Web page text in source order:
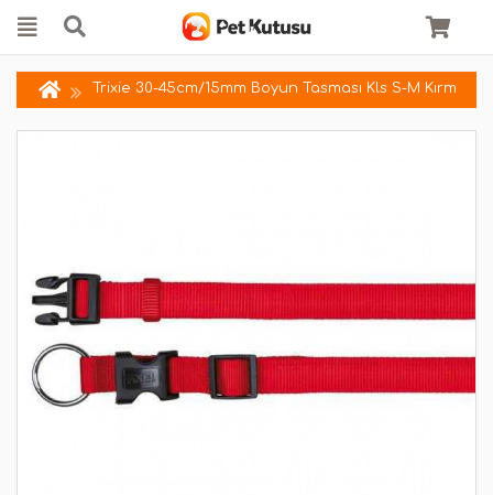
Trixie 30-45cm/15mm Boyun Tasması Kls S-M Kırm